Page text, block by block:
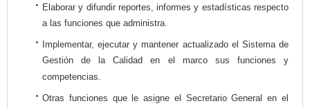
Elaborar y difundir reportes, informes y estadísticas respecto
a las funciones que administra.
Implementar, ejecutar y mantener actualizado el Sistema de
Gestión de la Calidad en el marco sus funciones y
competencias.
Otras funciones que le asigne el Secretario General en el